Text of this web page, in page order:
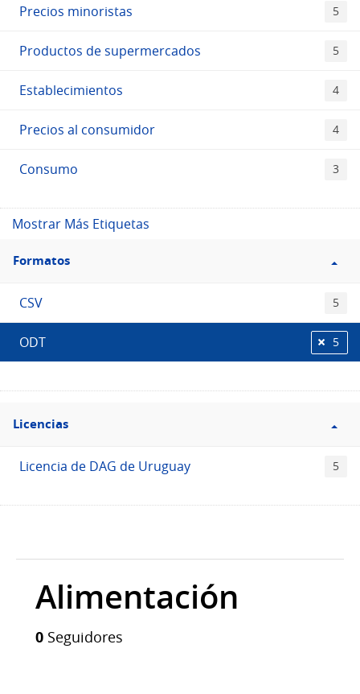
Precios minoristas 5
Productos de supermercados 5
Establecimientos 4
Precios al consumidor 4
Consumo 3
Mostrar Más Etiquetas
Filtro
Formatos
Formatos
CSV 5
ODT 5
Filtro
Licencias
Licencias
Licencia de DAG de Uruguay 5
Alimentación
0 Seguidores